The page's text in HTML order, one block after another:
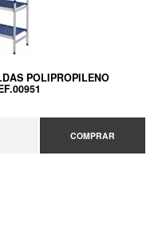
POLIPROPILENO
COMPRAR